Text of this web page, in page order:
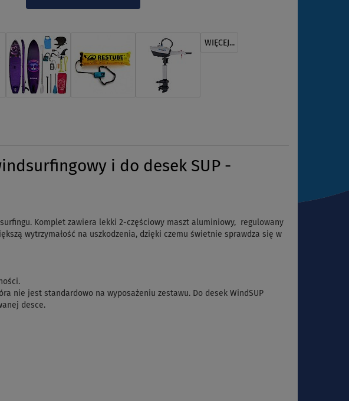
WIĘCEJ...
i do desek SUP -
Komplet zawiera lekki 2-częściowy maszt aluminiowy, regulowany
wytrzymałość na uszkodzenia, dzięki czemu świetnie sprawdza się w
nie jest standardowo na wyposażeniu zestawu. Do desek WindSUP
desce.